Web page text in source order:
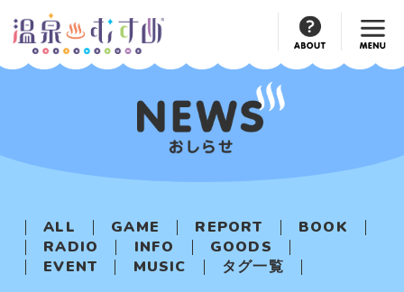
Official
Account
ALL GAME REPORT
BOOK
RADIO
INFO
GOODS
EVENT
MUSIC タグ一覧